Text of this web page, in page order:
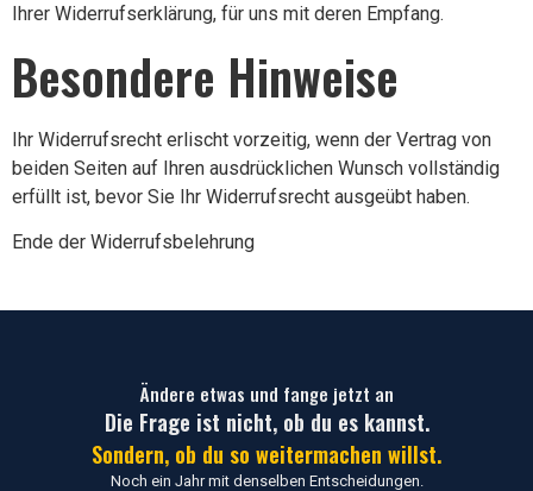
Ihrer Widerrufserklärung, für uns mit deren Empfang.
Besondere Hinweise
Ihr Widerrufsrecht erlischt vorzeitig, wenn der Vertrag von
beiden Seiten auf Ihren ausdrücklichen Wunsch vollständig
erfüllt ist, bevor Sie Ihr Widerrufsrecht ausgeübt haben.
Ende der Widerrufsbelehrung
Ändere etwas und fange jetzt an
Die Frage ist nicht, ob du es kannst.
Sondern, ob du so weitermachen willst.
Noch ein Jahr mit denselben Entscheidungen.